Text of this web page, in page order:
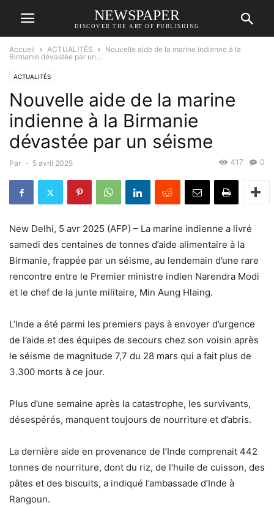
NEWSPAPER
DISCOVER THE ART OF PUBLISHING
Accueil ACTUALITÉS
Nouvelle aide de la marine indienne à la
Birmanie dévastée par un...
ACTUALITÉS
Nouvelle aide de la marine
indienne à la Birmanie
dévastée par un séisme
Par - 5 avril 2025 0
417
New Delhi, 5 avr 2025 (AFP) – La marine indienne a livré
samedi des centaines de tonnes d’aide alimentaire à la
Birmanie, frappée par un séisme, au lendemain d’une rare
rencontre entre le Premier ministre indien Narendra Modi
et le chef de la junte militaire, Min Aung Hlaing.
L’Inde a été parmi les premiers pays à envoyer d’urgence
de l’aide et des équipes de secours chez son voisin après
le séisme de magnitude 7,7 du 28 mars qui a fait plus de
3.300 morts à ce jour.
Plus d’une semaine après la catastrophe, les survivants,
désespérés, manquent toujours de nourriture et d’abris.
La dernière aide en provenance de l’Inde comprenait 442
tonnes de nourriture, dont du riz, de l’huile de cuisson, des
pâtes et des biscuits, a indiqué l’ambassade d’Inde à
Rangoun.